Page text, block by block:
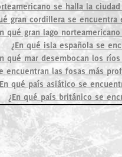
se halla la
gran cordillera se
qué gran lago
¿En qué isla española se
qué mar desembocan los
encuentran las fosas más
qué país asiático se
¿En qué país británico se